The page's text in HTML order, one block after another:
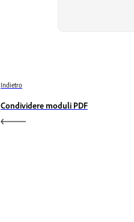
Indietro
Condividere moduli PDF